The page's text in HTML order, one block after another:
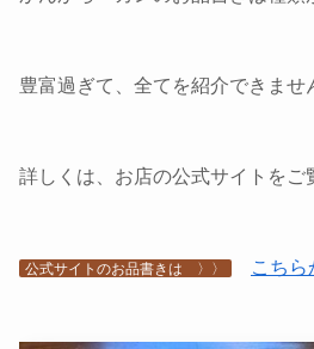
豊富過ぎて、全てを紹介できませ
詳しくは、お店の公式サイトをご
公式サイトのお品書きは 〉〉 こちら